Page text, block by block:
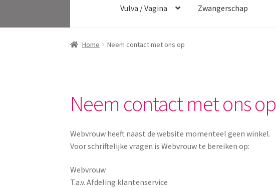
Vulva / Vagina Zwangerschap
Home Neem contact met ons op
Neem contact met ons op
Webvrouw heeft naast de website momenteel geen winkel.
Voor schriftelijke vragen is Webvrouw te bereiken op:
Webvrouw
T.a.v. Afdeling klantenservice